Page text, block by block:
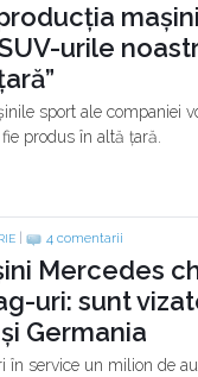
urile
sport ale companiei
produs în altă țară.
4 comentarii
Mercedes
uri: sunt
Germania
în service un milion de